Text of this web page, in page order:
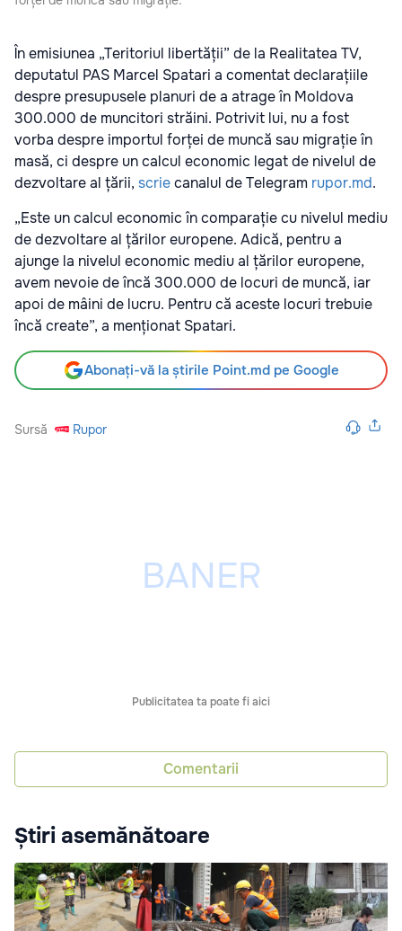
În emisiunea „Teritoriul libertății” de la Realitatea TV,
deputatul PAS Marcel Spatari a comentat declarațiile
despre presupusele planuri de a atrage în Moldova
300.000 de muncitori străini. Potrivit lui, nu a fost
vorba despre importul forței de muncă sau migrație în
masă, ci despre un calcul economic legat de nivelul de
dezvoltare al țării, scriecanalul de Telegram rupor.md.
„Este un calcul economic în comparație cu nivelul mediu
de dezvoltare al țărilor europene. Adică, pentru a
ajunge la nivelul economic mediu al țărilor europene,
avem nevoie de încă 300.000 de locuri de muncă, iar
apoi de mâini de lucru. Pentru că aceste locuri trebuie
încă create”, a menționat Spatari.
Abonați-vă la știrile Point.md pe Google
Sursă Rupor
Publicitatea ta poate fi aici
Comentarii
Știri asemănătoare